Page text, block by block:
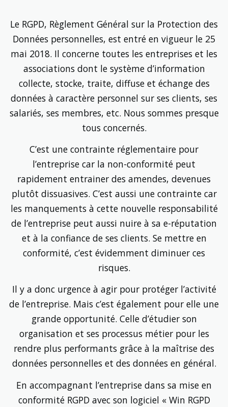
Le RGPD, Règlement Général sur la Protection des
Données personnelles, est entré en vigueur le 25
mai 2018. Il concerne toutes les entreprises et les
associations dont le système d’information
collecte, stocke, traite, diffuse et échange des
données à caractère personnel sur ses clients, ses
salariés, ses membres, etc. Nous sommes presque
tous concernés.
C’est une contrainte réglementaire pour
l’entreprise car la non-­conformité peut
rapidement entrainer des amendes, devenues
plutôt dissuasives. C’est aussi une contrainte car
les manquements à cette nouvelle responsabilité
de l’entreprise peut aussi nuire à sa e-réputation
et à la confiance de ses clients. Se mettre en
conformité, c’est évidemment diminuer ces
risques.
Il y a donc urgence à agir pour protéger l’activité
de l’entreprise. Mais c’est également pour elle une
grande opportunité. Celle d’étudier son
organisation et ses processus métier pour les
rendre plus performants grâce à la maîtrise des
données personnelles et des données en général.
En accompagnant l’entreprise dans sa mise en
conformité RGPD avec son logiciel « Win RGPD